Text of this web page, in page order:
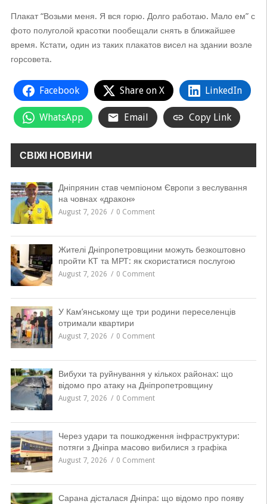
Плакат “Возьми меня. Я вся горю. Долго работаю. Мало ем” с
фото полуголой красотки пообещали снять в ближайшее
время. Кстати, один из таких плакатов висел на здании возле
горсовета.
Facebook Share on X LinkedIn
WhatsApp Email Copy Link
СВІЖІ НОВИНИ
Дніпрянин став чемпіоном Європи з веслування
на човнах «дракон»
August 7, 2026 0 Comment
Жителі Дніпропетровщини можуть безкоштовно
пройти КТ та МРТ: як скористатися послугою
August 7, 2026 0 Comment
У Кам’янському ще три родини переселенців
отримали квартири
August 7, 2026 0 Comment
Вибухи та руйнування у кількох районах: що
відомо про атаку на Дніпропетровщину
August 7, 2026 0 Comment
Через удари та пошкодження інфраструктури:
потяги з Дніпра масово вибилися з графіка
August 7, 2026 0 Comment
Сарана дісталася Дніпра: що відомо про появу